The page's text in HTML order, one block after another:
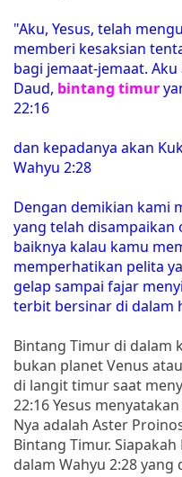
"Aku, Yesus, telah
memberi kesaksian
bagi jemaat-jemaat.
Daud, bintang timur
22:16
dan kepadanya akan
Wahyu 2:28
Dengan demikian kami
yang telah disampaikan
baiknya kalau kamu
memperhatikan pelita
gelap sampai fajar
terbit bersinar di dalam
Bintang Timur di dalam
bukan planet Venus
di langit timur saat
22:16 Yesus
Nya adalah Aster
Bintang Timur.
dalam Wahyu 2:28